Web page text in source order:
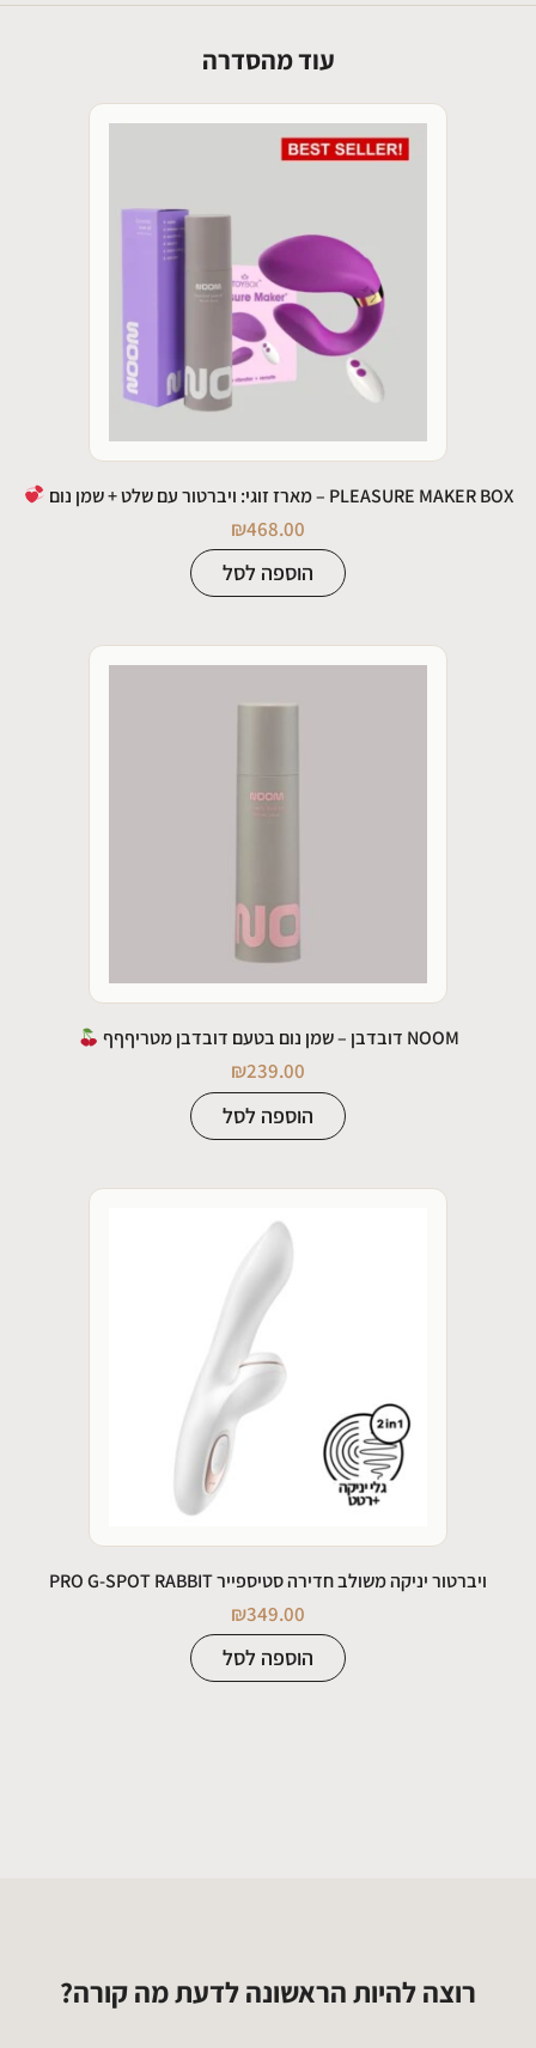
עוד מהסדרה
PLEASURE MAKER BOX – מארז זוגי: ויברטור עם שלט + שמן נום
₪468.00
הוספה לסל
NOOM דובדבן – שמן נום בטעם דובדבן מטריףףף
₪239.00
הוספה לסל
ויברטור יניקה משולב חדירה סטיספייר PRO G-SPOT RABBIT
₪349.00
הוספה לסל
רוצה להיות הראשונה לדעת מה קורה?